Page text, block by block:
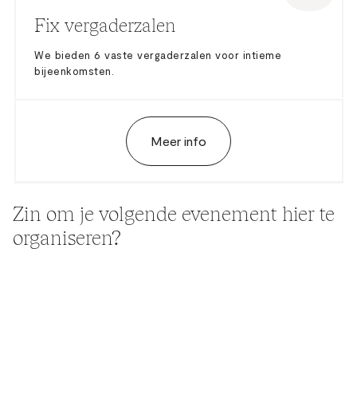
Fix vergaderzalen
We bieden 6 vaste vergaderzalen voor intieme
bijeenkomsten.
Meer info
Zin om je volgende evenement hier te
organiseren?